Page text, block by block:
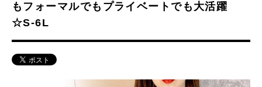
もフォーマルでもプライベートでも大活躍
☆S-6L